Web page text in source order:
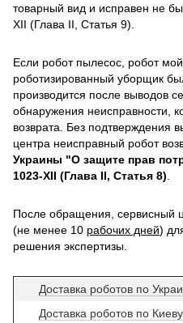
товарный вид и исправен не
XII (Глава II, Статья 9).
Если робот пылесос, робот
роботизированный уборщик
производится после выводов
обнаружения неисправности,
возврата. Без подтверждения
центра неисправный робот
Украины "О защите прав
1023-XII (Глава II, Статья 8)
После обращения, сервисный
(не менее 10 рабочих дней)
решения экспертизы.
Доставка роботов по
Доставка роботов по